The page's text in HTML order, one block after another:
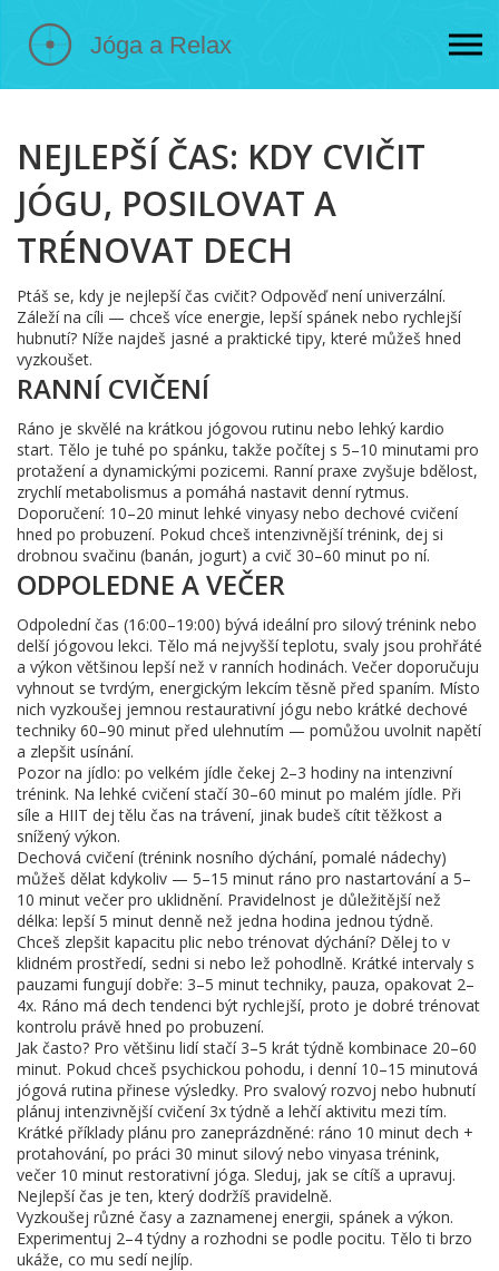
NEJLEPŠÍ ČAS: KDY CVIČIT
JÓGU, POSILOVAT A
TRÉNOVAT DECH
Ptáš se, kdy je nejlepší čas cvičit? Odpověď není univerzální.
Záleží na cíli — chceš více energie, lepší spánek nebo rychlejší
hubnutí? Níže najdeš jasné a praktické tipy, které můžeš hned
vyzkoušet.
RANNÍ CVIČENÍ
Ráno je skvělé na krátkou jógovou rutinu nebo lehký kardio
start. Tělo je tuhé po spánku, takže počítej s 5–10 minutami pro
protažení a dynamickými pozicemi. Ranní praxe zvyšuje bdělost,
zrychlí metabolismus a pomáhá nastavit denní rytmus.
Doporučení: 10–20 minut lehké vinyasy nebo dechové cvičení
hned po probuzení. Pokud chceš intenzivnější trénink, dej si
drobnou svačinu (banán, jogurt) a cvič 30–60 minut po ní.
ODPOLEDNE A VEČER
Odpolední čas (16:00–19:00) bývá ideální pro silový trénink nebo
delší jógovou lekci. Tělo má nejvyšší teplotu, svaly jsou prohřáté
a výkon většinou lepší než v ranních hodinách. Večer doporučuju
vyhnout se tvrdým, energickým lekcím těsně před spaním. Místo
nich vyzkoušej jemnou restaurativní jógu nebo krátké dechové
techniky 60–90 minut před ulehnutím — pomůžou uvolnit napětí
a zlepšit usínání.
Pozor na jídlo: po velkém jídle čekej 2–3 hodiny na intenzivní
trénink. Na lehké cvičení stačí 30–60 minut po malém jídle. Při
síle a HIIT dej tělu čas na trávení, jinak budeš cítit těžkost a
snížený výkon.
Dechová cvičení (trénink nosního dýchání, pomalé nádechy)
můžeš dělat kdykoliv — 5–15 minut ráno pro nastartování a 5–
10 minut večer pro uklidnění. Pravidelnost je důležitější než
délka: lepší 5 minut denně než jedna hodina jednou týdně.
Chceš zlepšit kapacitu plic nebo trénovat dýchání? Dělej to v
klidném prostředí, sedni si nebo lež pohodlně. Krátké intervaly s
pauzami fungují dobře: 3–5 minut techniky, pauza, opakovat 2–
4x. Ráno má dech tendenci být rychlejší, proto je dobré trénovat
kontrolu právě hned po probuzení.
Jak často? Pro většinu lidí stačí 3–5 krát týdně kombinace 20–60
minut. Pokud chceš psychickou pohodu, i denní 10–15 minutová
jógová rutina přinese výsledky. Pro svalový rozvoj nebo hubnutí
plánuj intenzivnější cvičení 3x týdně a lehčí aktivitu mezi tím.
Krátké příklady plánu pro zaneprázdněné: ráno 10 minut dech +
protahování, po práci 30 minut silový nebo vinyasa trénink,
večer 10 minut restorativní jóga. Sleduj, jak se cítíš a upravuj.
Nejlepší čas je ten, který dodržíš pravidelně.
Vyzkoušej různé časy a zaznamenej energii, spánek a výkon.
Experimentuj 2–4 týdny a rozhodni se podle pocitu. Tělo ti brzo
ukáže, co mu sedí nejlíp.